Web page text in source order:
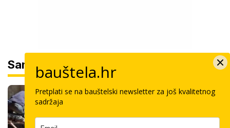
Sam svoj majstor
Koliko košta kvadrat estriha? Tri su
bauštela.hr
Pretplati se na bauštelski newsletter za još kvalitetnog
sadržaja